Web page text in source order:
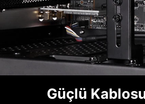
Güçlü